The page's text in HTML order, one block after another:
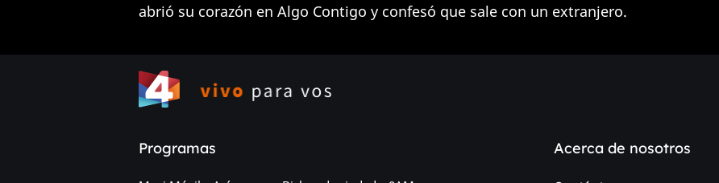
abrió su corazón en Algo Contigo y confesó que sale con un extranjero.
Programas Acerca de nosotros